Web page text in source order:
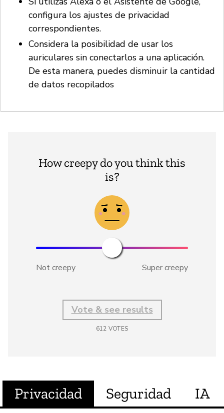
configura los ajustes de privacidad
correspondientes.
Considera la posibilidad de usar los
auriculares sin conectarlos a una aplicación.
De esta manera, puedes disminuir la cantidad
de datos recopilados
How creepy do you think this
is?
Not creepy Super creepy
Vote & see results
612 VOTES
Privacidad Seguridad IA